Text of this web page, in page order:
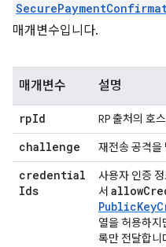
매개변수입니다.
매개변수 설명
rpId RP 출처의 호
challenge 재전송 공격을
credential
Ids
사용자 인증
서 allow
열을 허용하지
록만 전달합니